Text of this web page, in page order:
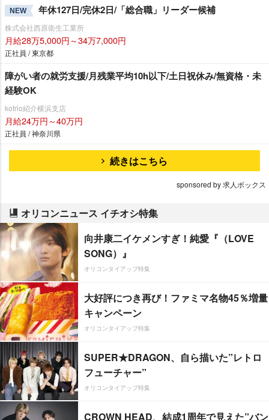
NEW 年休127日/完休2日/「総合職」リーダー候補
株式会社西原衛生工業所
月給28万5,000円～34万7,000円
正社員 / 東京都
障がい者の就労支援/月残業平均10h以下/土日祝休み/無資格・未
経験OK
kotrio紹介横浜支店
月給24万円～40万円
正社員 / 神奈川県
続きはこちら
sponsored by 求人ボックス
オリコンニュース イチオシ特集
向井康二イケメンすぎ！純愛『（LOVE
SONG）』
オリコンタイアップ特集
大好評につき再び！ファミマ名物45％増量
キャンペーン
オリコンタイアップ特集
SUPER★DRAGON、自ら描いた”レトロ
フューチャー”
オリコンタイアップ特集
CROWN HEAD、結成1周年で見えた”バン